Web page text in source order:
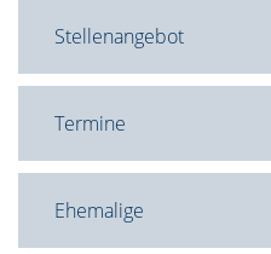
Stellenangebot
Termine
Ehemalige